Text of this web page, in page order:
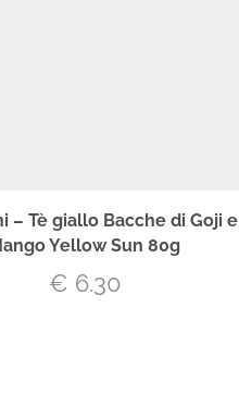
– Tè giallo Bacche di Goji e
Yellow Sun 80g
€ 6.30